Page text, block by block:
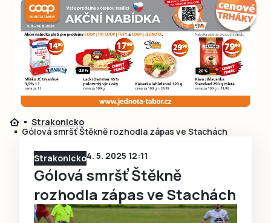
Obnovit heslo
Přihlásit se
Přihlásit se přes Facebook
Ještě nemám účet, chci seRegistrovat
Inspirace
Čtenáři píší
Speciální přílohy
Inzerce
Strakonicko
Gólová smršť Štěkně rozhodla zápas ve Stachách
Strakonicko4. 5. 2025 12:11
Gólová smršť Štěkně
rozhodla zápas ve Stachách